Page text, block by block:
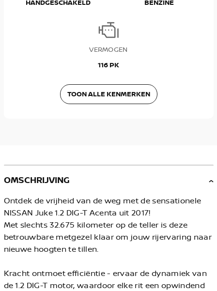
HANDGESCHAKELD
BENZINE
VERMOGEN
116 PK
TOON ALLE KENMERKEN
OMSCHRIJVING
Ontdek de vrijheid van de weg met de sensationele
NISSAN Juke 1.2 DIG-T Acenta uit 2017!
Met slechts 32.675 kilometer op de teller is deze
betrouwbare metgezel klaar om jouw rijervaring naar
nieuwe hoogten te tillen.
Kracht ontmoet efficiëntie - ervaar de dynamiek van
de 1.2 DIG-T motor, waardoor elke rit een opwindend